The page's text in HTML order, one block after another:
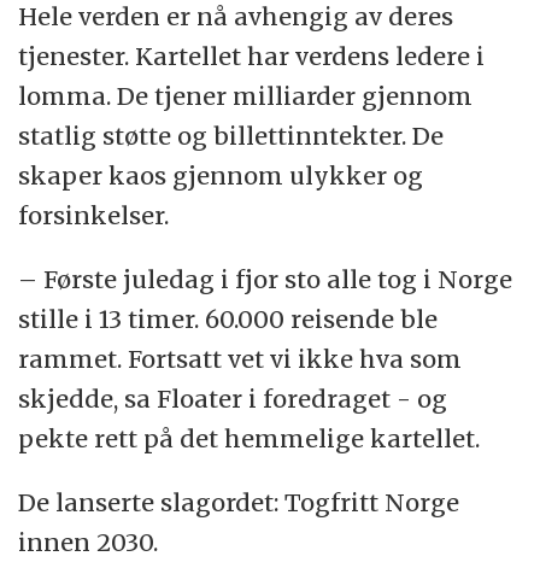
Hele verden er nå avhengig av deres
tjenester. Kartellet har verdens ledere i
lomma. De tjener milliarder gjennom
statlig støtte og billettinntekter. De
skaper kaos gjennom ulykker og
forsinkelser.
– Første juledag i fjor sto alle tog i Norge
stille i 13 timer. 60.000 reisende ble
rammet. Fortsatt vet vi ikke hva som
skjedde, sa Floater i foredraget - og
pekte rett på det hemmelige kartellet.
De lanserte slagordet: Togfritt Norge
innen 2030.